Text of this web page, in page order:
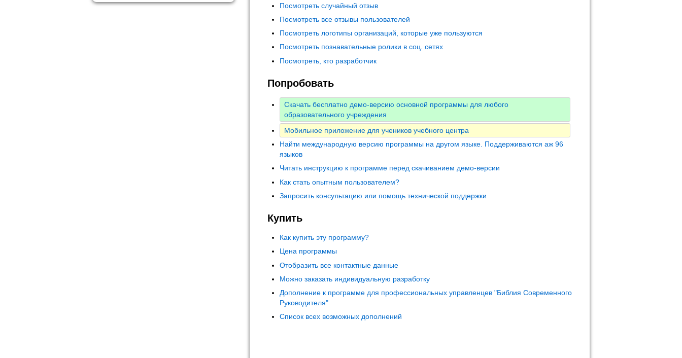
Посмотреть случайный отзыв
Посмотреть все отзывы пользователей
Посмотреть логотипы организаций, которые уже пользуются
Посмотреть познавательные ролики в соц. сетях
Посмотреть, кто разработчик
Попробовать
Скачать бесплатно демо-версию основной программы для любого
образовательного учреждения
Мобильное приложение для учеников учебного центра
Найти международную версию программы на другом языке. Поддерживаются аж 96
языков
Читать инструкцию к программе перед скачиванием демо-версии
Как стать опытным пользователем?
Запросить консультацию или помощь технической поддержки
Купить
Как купить эту программу?
Цена программы
Отобразить все контактные данные
Можно заказать индивидуальную разработку
Дополнение к программе для профессиональных управленцев "Библия Современного
Руководителя"
Список всех возможных дополнений